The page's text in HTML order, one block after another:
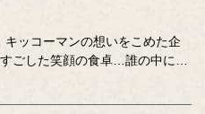
キッコーマンの想いをこめた企
ごした笑顔の食卓…誰の中にも